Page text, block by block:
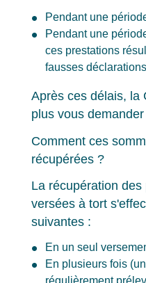
Pendant une
Pendant une
ces prestations
fausses
Après ces délais, la
plus vous
Comment ces
récupérées ?
La récupération
versées à tort
suivantes :
En un seul
En plusieurs fois